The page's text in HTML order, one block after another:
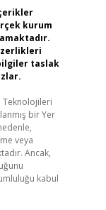
kurum
taslak
Teknolojileri
bir Yer
veya
Ancak,
kabul